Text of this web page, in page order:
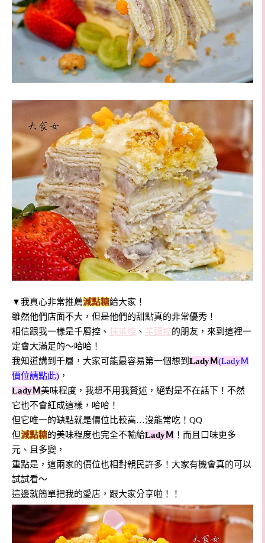
▼我真心非常推薦減點糖給大家！
雖然他們店面不大，但是他們的甜點真的非常優秀！
相信跟我一樣是千層控、 抹茶控 、 芋頭控的朋友，來到這裡一
定會大滿足的～哈哈！
我知道講到千層，大家可能最容易第一個想到 LadyＭ(LadyＭ
價位請點此) ，
LadyＭ美味程度，我想不用我贅述，絕對是不在話下！不然
它也不會紅成這樣，哈哈！
但它唯一的缺點就是價位比較高…沒能常吃！QQ
但減點糖的美味程度也完全不輸給LadyＭ ！而且口味更多
元、且多變，
重點是，這兩家的價位也相對親民許多！大家有機會真的可以
試試看～
這邊就簡單把我的愛店，跟大家分享啦！！